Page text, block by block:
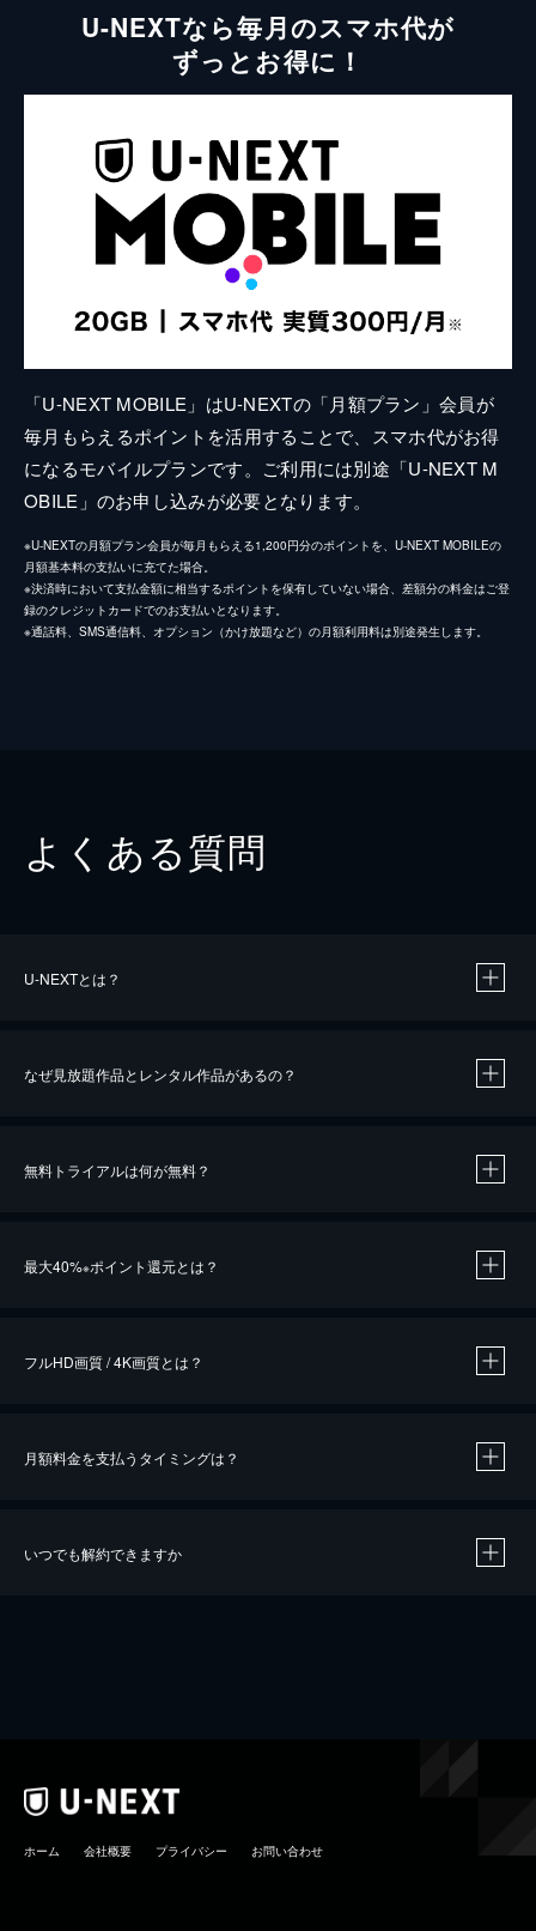
U-NEXTなら毎月のスマホ代が
ずっとお得に！
「U-NEXT MOBILE」はU-NEXTの「月額プラン」会員が
毎月もらえるポイントを活用することで、スマホ代がお得
になるモバイルプランです。ご利用には別途「U-NEXT M
OBILE」のお申し込みが必要となります。
※U-NEXTの月額プラン会員が毎月もらえる1,200円分のポイントを、U-NEXT MOBILEの
月額基本料の支払いに充てた場合。
※決済時において支払金額に相当するポイントを保有していない場合、差額分の料金はご登
録のクレジットカードでのお支払いとなります。
※通話料、SMS通信料、オプション（かけ放題など）の月額利用料は別途発生します。
よくある質問
U-NEXTとは？
なぜ見放題作品とレンタル作品があるの？
無料トライアルは何が無料？
最大40%※ポイント還元とは？
※40％ポイント還元の対象は、クレジットカード決済による作品の購入 / レンタルです。
フルHD画質 / 4K画質とは？
月額料金を支払うタイミングは？
いつでも解約できますか
ホーム 会社概要 プライバシー お問い合わせ